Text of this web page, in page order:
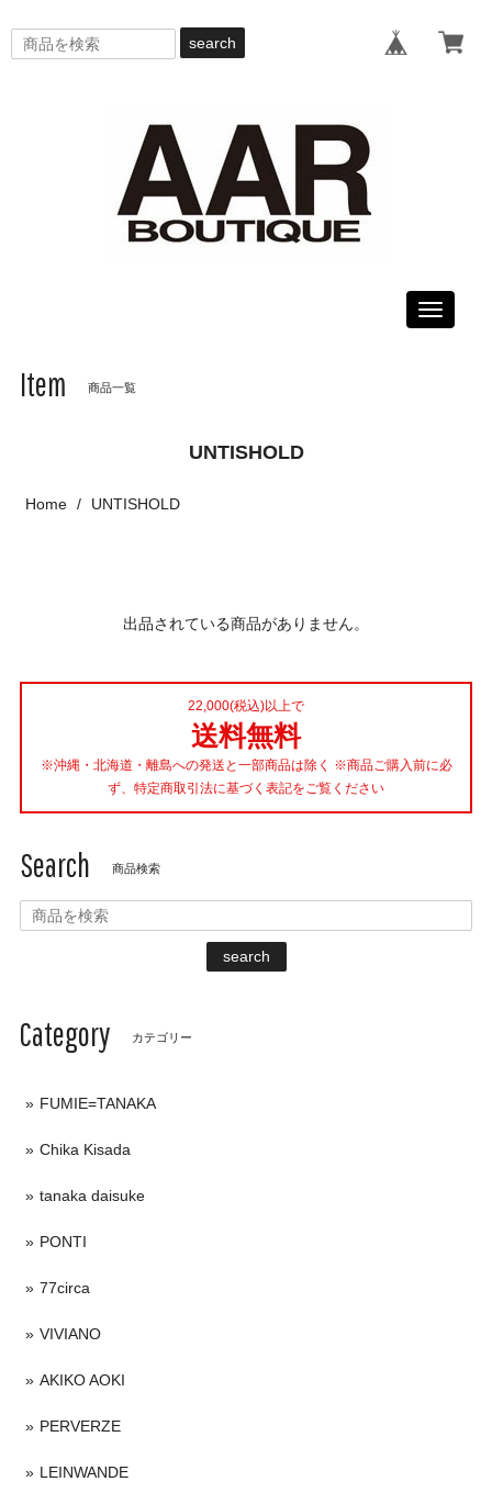
search
Toggle
Item 商品一覧
UNTISHOLD
Home UNTISHOLD
出品されている商品がありません。
22,000(税込)以上で
送料無料
※沖縄・北海道・離島への発送と一部商品は除く ※商品ご購入前に必
ず、特定商取引法に基づく表記をご覧ください
Search 商品検索
search
Category カテゴリー
FUMIE=TANAKA
Chika Kisada
tanaka daisuke
PONTI
77circa
VIVIANO
AKIKO AOKI
PERVERZE
LEINWANDE